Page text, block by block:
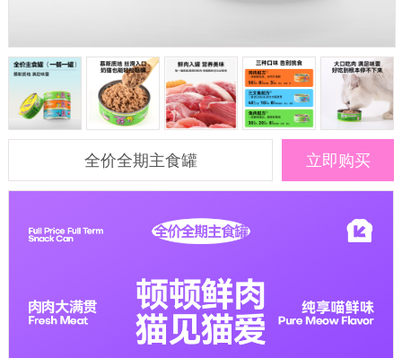
全价全期主食罐 立即购买